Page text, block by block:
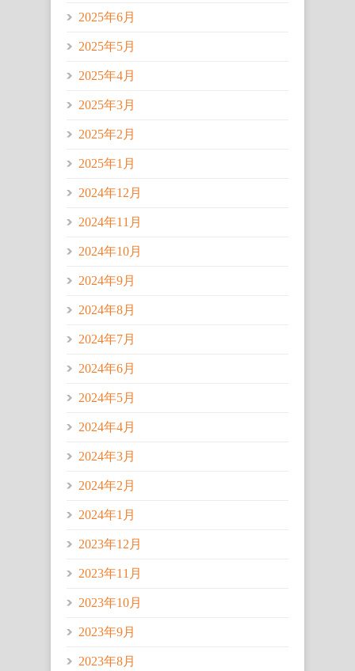
2025年6月
2025年5月
2025年4月
2025年3月
2025年2月
2025年1月
2024年12月
2024年11月
2024年10月
2024年9月
2024年8月
2024年7月
2024年6月
2024年5月
2024年4月
2024年3月
2024年2月
2024年1月
2023年12月
2023年11月
2023年10月
2023年9月
2023年8月